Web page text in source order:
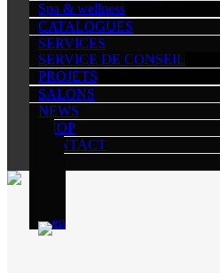
Spa & wellness
CATALOGUES
SERVICES
SERVICE DE CONSEIL
PROJETS
SALONS
NEWS
SHOP
CONTACT